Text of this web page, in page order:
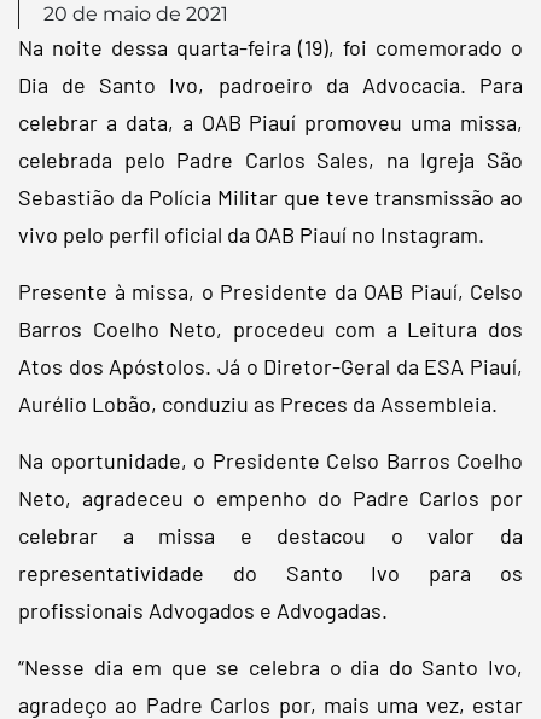
20 de maio de 2021
Na noite dessa quarta-feira (19), foi comemorado o
Dia de Santo Ivo, padroeiro da Advocacia. Para
celebrar a data, a OAB Piauí promoveu uma missa,
celebrada pelo Padre Carlos Sales, na Igreja São
Sebastião da Polícia Militar que teve transmissão ao
vivo pelo perfil oficial da OAB Piauí no Instagram.
Presente à missa, o Presidente da OAB Piauí, Celso
Barros Coelho Neto, procedeu com a Leitura dos
Atos dos Apóstolos. Já o Diretor-Geral da ESA Piauí,
Aurélio Lobão, conduziu as Preces da Assembleia.
Na oportunidade, o Presidente Celso Barros Coelho
Neto, agradeceu o empenho do Padre Carlos por
celebrar a missa e destacou o valor da
representatividade do Santo Ivo para os
profissionais Advogados e Advogadas.
“Nesse dia em que se celebra o dia do Santo Ivo,
agradeço ao Padre Carlos por, mais uma vez, estar